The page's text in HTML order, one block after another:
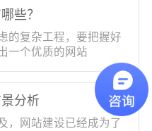
些？
的复杂工程，要把握好
一个优质的网站
分析
，网站建设已经成为了